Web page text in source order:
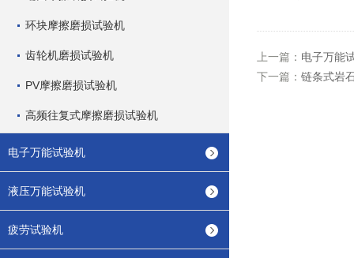
环块摩擦磨损试验机
齿轮机磨损试验机
PV摩擦磨损试验机
高频往复式摩擦磨损试验机
电子万能试验机
液压万能试验机
疲劳试验机
上一篇： 电子万能
下一篇： 链条式岩